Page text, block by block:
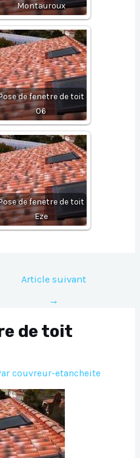
Montauroux
de fenetre de toit
06
de fenetre de toit
Eze
Article suivant
→
de toit
couvreur-etancheite